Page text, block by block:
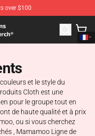
over $100
Merchandise Shop
et le style du
Cloth est une
pour le groupe tout en
de haute qualité et à prix
ou si vous cherchez
, Mamamoo Ligne de